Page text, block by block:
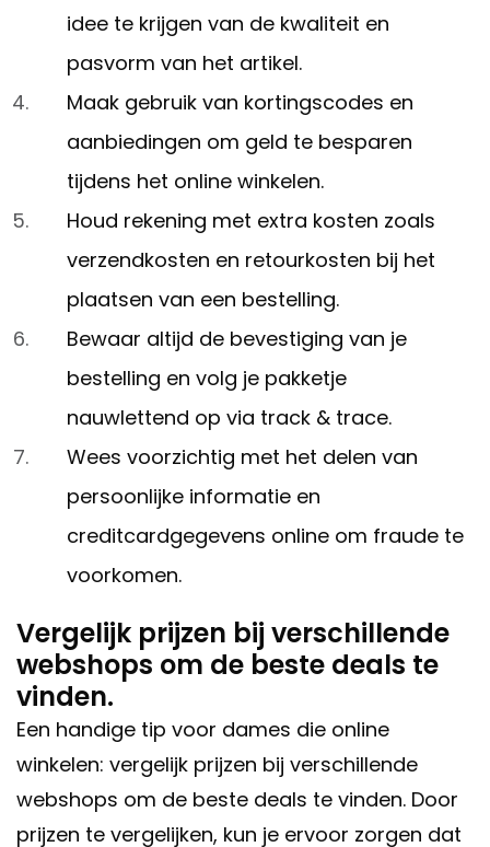
idee te krijgen van de kwaliteit en
pasvorm van het artikel.
Maak gebruik van kortingscodes en
aanbiedingen om geld te besparen
tijdens het online winkelen.
Houd rekening met extra kosten zoals
verzendkosten en retourkosten bij het
plaatsen van een bestelling.
Bewaar altijd de bevestiging van je
bestelling en volg je pakketje
nauwlettend op via track & trace.
Wees voorzichtig met het delen van
persoonlijke informatie en
creditcardgegevens online om fraude te
voorkomen.
Vergelijk prijzen bij verschillende
webshops om de beste deals te
vinden.
Een handige tip voor dames die online
winkelen: vergelijk prijzen bij verschillende
webshops om de beste deals te vinden. Door
prijzen te vergelijken, kun je ervoor zorgen dat